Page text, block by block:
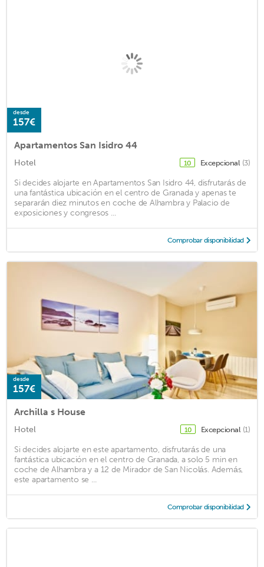
desde
157€
Apartamentos San Isidro 44
Hotel 10 Excepcional (3)
Si decides alojarte en Apartamentos San Isidro 44, disfrutarás de
una fantástica ubicación en el centro de Granada y apenas te
separarán diez minutos en coche de Alhambra y Palacio de
exposiciones y congresos ...
Comprobar disponibilidad
desde
157€
Archilla s House
Hotel 10 Excepcional (1)
Si decides alojarte en este apartamento, disfrutarás de una
fantástica ubicación en el centro de Granada, a solo 5 min en
coche de Alhambra y a 12 de Mirador de San Nicolás. Además,
este apartamento se ...
Comprobar disponibilidad